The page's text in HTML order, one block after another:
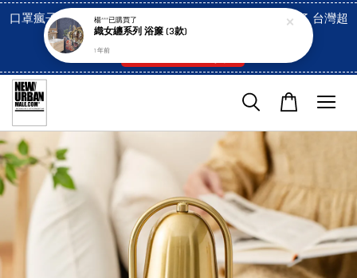
口罩瘋子官網, 放心訂購! 香港澳門信用卡付費已經開啓了 台灣超
市貨到付款也是!
楊***已購買了
織女纏系列 浴簾 (3款)
1 年前